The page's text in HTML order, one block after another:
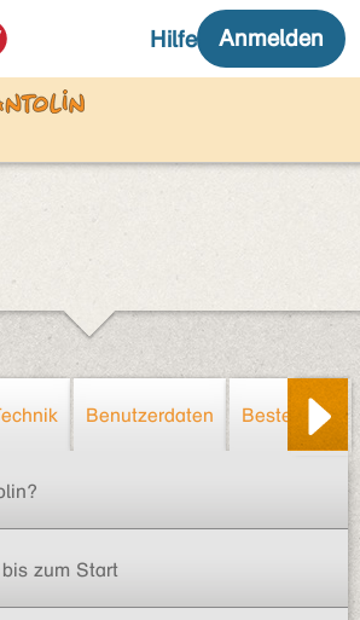
Benutzerdaten Bestellung/
zum Start